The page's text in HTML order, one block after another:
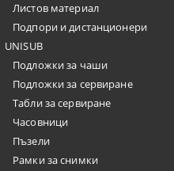
Листов материал
Подпори и дистанционери
UNISUB
Подложки за чаши
Подложки за сервиране
Табли за сервиране
Часовници
Пъзели
Рамки за снимки